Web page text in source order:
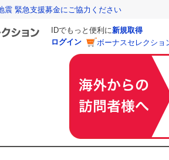
震 緊急支援募金にご協力ください
IDでもっと便利に新規取得
ログイン
ボーナスセレクシ